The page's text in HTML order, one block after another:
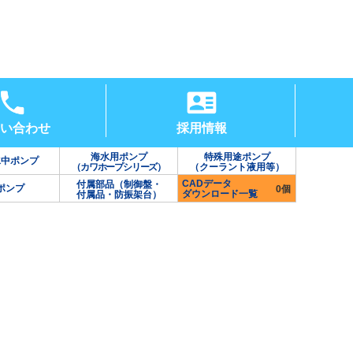
合わせ 採用情報
ポンプ
海水用ポンプ
（カワホープシリーズ）
特殊用途ポンプ
（クーラント液用等）
ンプ
付属部品（制御盤・
付属品・防振架台）
CADデータ
ダウンロード一覧
0個